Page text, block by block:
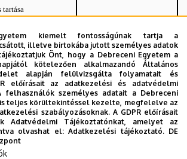
BTPTR1475, BTPTR1476
Konferencia-szervezés 3
kredit
BTPTR1485, BTPTR1486
Konferencia-előadás 8 kredit
kredit (A tanszékkel
tartása)
3 kredit
kiemelt fontosságúnak tartja a
illetve birtokába jutott személyes adatok
Önt, hogy a Debreceni Egyetem a
kötelezően alkalmazandó Általános
alapján felülvizsgálta folyamatait és
előírásait az adatkezelési és adatvédelmi
felhasználók személyes adatait a Debreceni
teljes körültekintéssel kezelte, megfelelve az
szabályozásoknak. A GDPR előírásait
Adatvédelmi Tájékoztatónkat, amelyet az
olvashat el:Adatkezelési tájékoztató. DE